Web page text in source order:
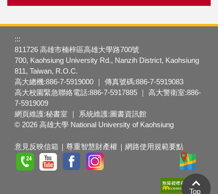
:::
811726 高雄市楠梓區高雄大學路700號
700, Kaohsiung University Rd., Nanzih District, Kaohsiung
811, Taiwan, R.O.C.
高大總機:886-7-5919000 ｜ 傳真號碼:886-7-5919083
高大校園緊急聯絡電話:886-7-5917885 ｜ 高大警衛室:886-
7-5919009
網頁維護:秘書室 ｜ 系統維護:圖書資訊館
© 2026 高雄大學 National University of Kaohsiung
意見反映信箱 尊重智慧財產權 網路使用規範要點
Top